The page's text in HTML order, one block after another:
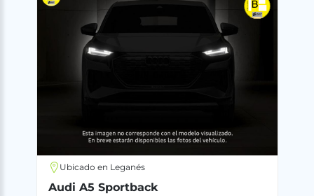
Ubicado en Leganés
Audi A5 Sportback